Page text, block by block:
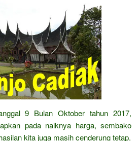
9 Bulan Oktober tahun 2017,
pada naiknya harga, sembako
kita juga masih cenderung tetap.